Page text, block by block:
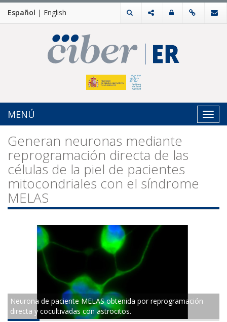
Español | English
MENÚ
Generan neuronas mediante
reprogramación directa de las
células de la piel de pacientes
mitocondriales con el síndrome
MELAS
Neurona de paciente MELAS obtenida por reprogramación
directa y cocultivadas con astrocitos.